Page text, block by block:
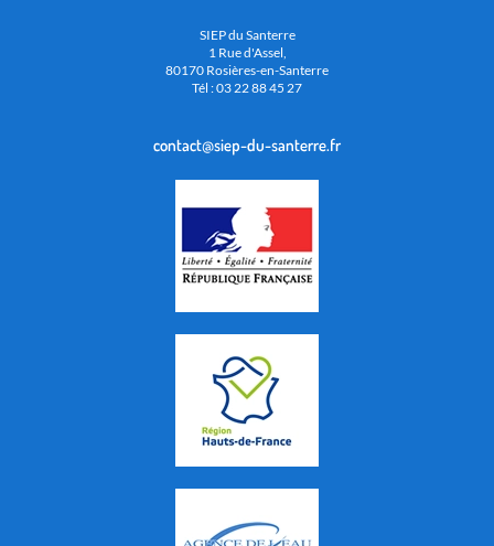
SIEP du Santerre
1 Rue d'Assel,
80170 Rosières-en-Santerre
Tél : 03 22 88 45 27